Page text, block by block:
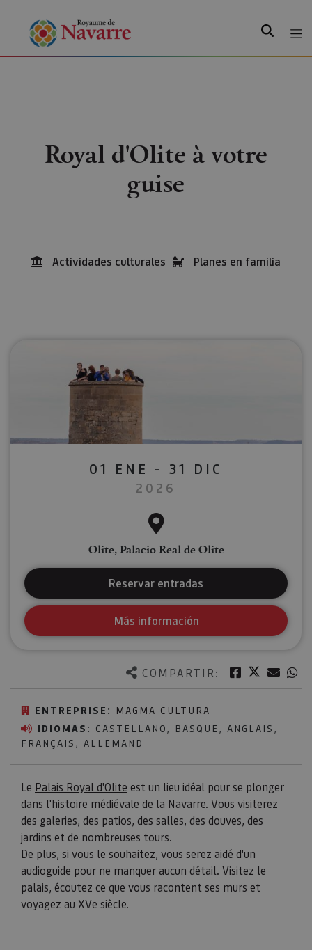
Royal d'Olite à votre
guise
Actividades culturales Planes en familia
COMPARTIR: Facebook
Twitter
ENTREPRISE: MAGMA CULTURA
IDIOMAS: CASTELLANO, BASQUE, ANGLAIS,
FRANÇAIS, ALLEMAND
Le Palais Royal d'Olite est un lieu idéal pour se plonger
dans l'histoire médiévale de la Navarre. Vous visiterez
des galeries, des patios, des salles, des douves, des
jardins et de nombreuses tours.
De plus, si vous le souhaitez, vous serez aidé d'un
audioguide pour ne manquer aucun détail. Visitez le
palais, écoutez ce que vous racontent ses murs et
voyagez au XVe siècle.
01 ENE - 31 DIC
2026
Olite, Palacio Real de Olite
Reservar entradas
Más información